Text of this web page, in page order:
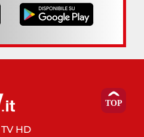
HD